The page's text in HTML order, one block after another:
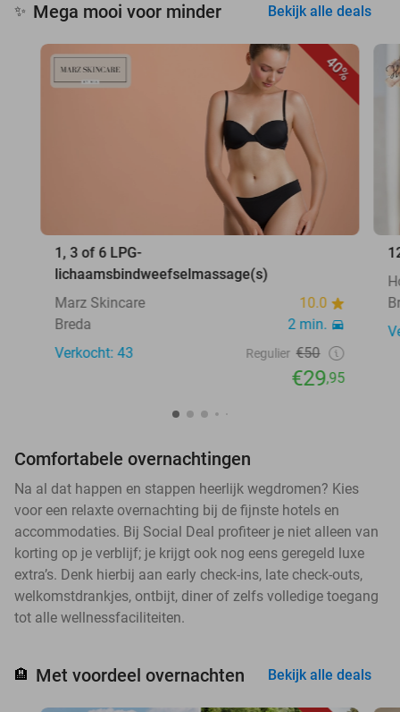
✨ Mega mooi voor minder Bekijk alle deals
40%
1, 3 of 6 LPG-
lichaamsbindweefselmassage(s)
Marz Skincare
10.0
Breda
2 min.
Verkocht: 43
Regulier €50
€29,95
Comfortabele overnachtingen
Na al dat happen en stappen heerlijk wegdromen? Kies
voor een relaxte overnachting bij de fijnste hotels en
accommodaties. Bij Social Deal profiteer je niet alleen van
korting op je verblijf; je krijgt ook nog eens geregeld luxe
extra’s. Denk hierbij aan early check-ins, late check-outs,
welkomstdrankjes, ontbijt, diner of zelfs volledige toegang
tot alle wellnessfaciliteiten.
🏨 Met voordeel overnachten Bekijk alle deals